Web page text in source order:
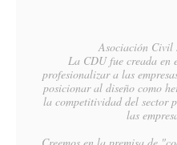
Asociación Civil
La CDU fue creada en
profesionalizar a las
posicionar al diseño como
la competitividad del sector
las